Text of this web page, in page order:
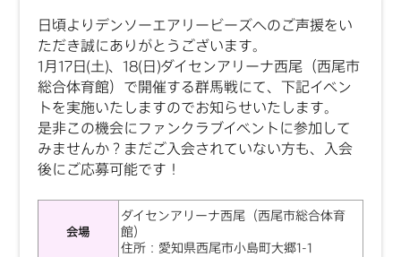
日頃よりデンソーエアリービーズへのご声援をい
ただき誠にありがとうございます。
1月17日(土)、18(日)ダイセンアリーナ西尾（西尾市
総合体育館）で開催する群馬戦にて、下記イベン
トを実施いたしますのでお知らせいたします。
是非この機会にファンクラブイベントに参加して
みませんか？まだご入会されていない方も、入会
後にご応募可能です！
会場
ダイセンアリーナ西尾（西尾市総合体育
館）
住所：愛知県西尾市小島町大郷1-1